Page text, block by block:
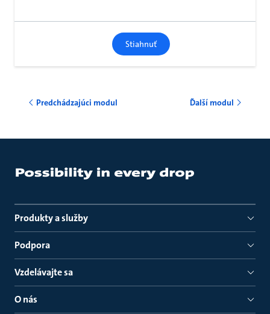
Stiahnuť
Predchádzajúci modul Ďalší modul
Produkty a služby
Podpora
Vzdelávajte sa
O nás